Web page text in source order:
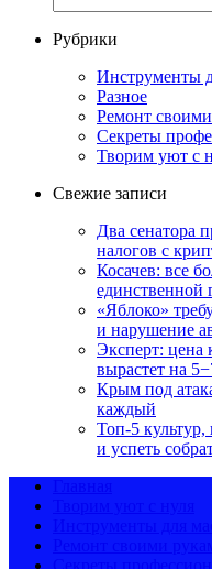
Рубрики
Инструменты
Разное
Ремонт
Секреты
Творим уют с
Свежие записи
Два сенатора
налогов с
Косачев: все
единственной
«Яблоко»
и нарушение
Эксперт: цена
вырастет на
Крым под
каждый
Топ-5 культур,
и успеть